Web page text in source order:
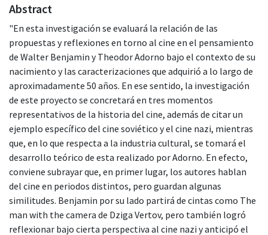
Abstract
"En esta investigación se evaluará la relación de las
propuestas y reflexiones en torno al cine en el pensamiento
de Walter Benjamin y Theodor Adorno bajo el contexto de su
nacimiento y las caracterizaciones que adquirió a lo largo de
aproximadamente 50 años. En ese sentido, la investigación
de este proyecto se concretará en tres momentos
representativos de la historia del cine, además de citar un
ejemplo específico del cine soviético y el cine nazi, mientras
que, en lo que respecta a la industria cultural, se tomará el
desarrollo teórico de esta realizado por Adorno. En efecto,
conviene subrayar que, en primer lugar, los autores hablan
del cine en periodos distintos, pero guardan algunas
similitudes. Benjamin por su lado partirá de cintas como The
man with the camera de Dziga Vertov, pero también logró
reflexionar bajo cierta perspectiva al cine nazi y anticipó el